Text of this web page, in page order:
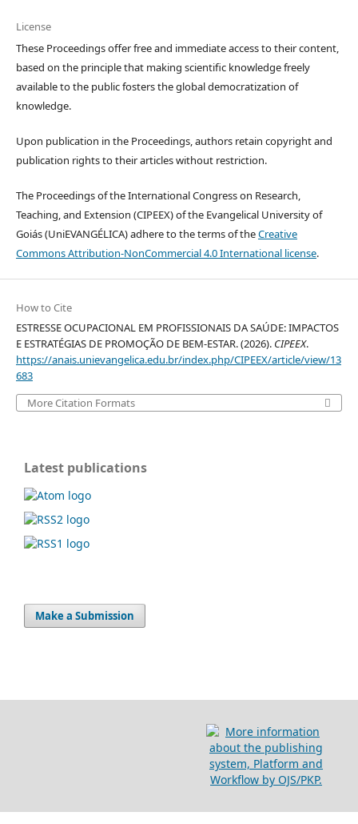
License
These Proceedings offer free and immediate access to their content,
based on the principle that making scientific knowledge freely
available to the public fosters the global democratization of
knowledge.
Upon publication in the Proceedings, authors retain copyright and
publication rights to their articles without restriction.
The Proceedings of the International Congress on Research,
Teaching, and Extension (CIPEEX) of the Evangelical University of
Goiás (UniEVANGÉLICA) adhere to the terms of theCreative
Commons Attribution-NonCommercial 4.0 International license.
How to Cite
ESTRESSE OCUPACIONAL EM PROFISSIONAIS DA SAÚDE: IMPACTOS
E ESTRATÉGIAS DE PROMOÇÃO DE BEM-ESTAR. (2026). CIPEEX.
https://anais.unievangelica.edu.br/index.php/CIPEEX/article/view/13
683
More Citation Formats
Latest publications
Make a Submission